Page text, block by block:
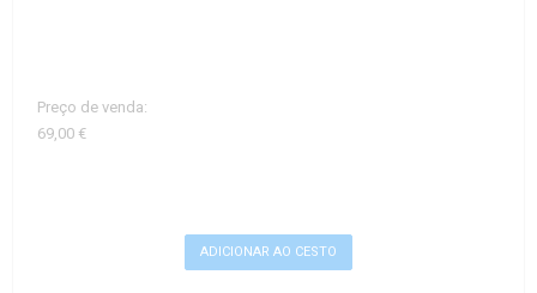
Preço de venda:
69,00 €